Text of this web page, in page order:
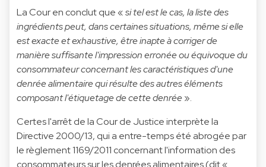
La Cour en conclut que «si tel est le cas, la liste des
ingrédients peut, dans certaines situations, même si elle
est exacte et exhaustive, être inapte à corriger de
manière suffisante l'impression erronée ou équivoque du
consommateur concernant les caractéristiques d'une
denrée alimentaire qui résulte des autres éléments
composant l'étiquetage de cette denrée».
Certes l'arrêt de la Cour de Justice interprète la
Directive 2000/13, qui a entre-temps été abrogée par
le règlement 1169/2011 concernant l'information des
consommateurs sur les denrées alimentaires (dit «